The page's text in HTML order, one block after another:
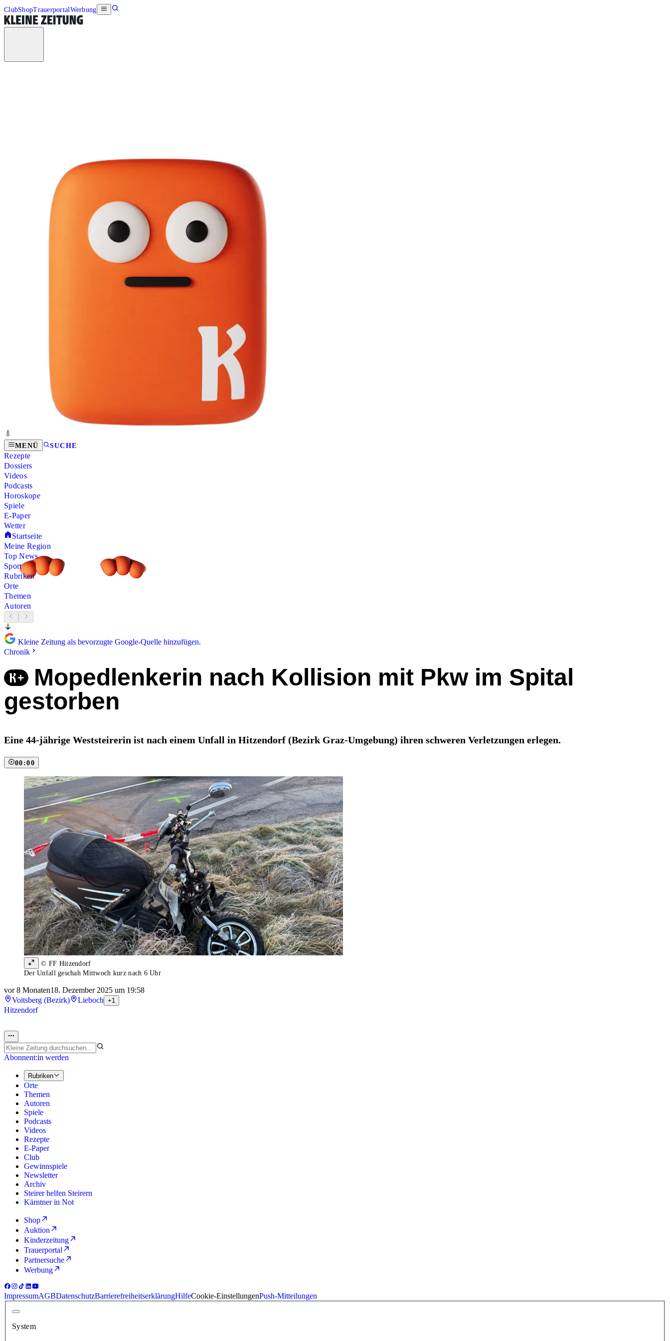
ClubShopTrauerportalWerbung
MENÜ SUCHE
Rezepte
Dossiers
Videos
Podcasts
Horoskope
Spiele
E-Paper
Wetter
Startseite
Meine Region
Top News
Sport
Rubriken
Orte
Themen
Autoren
Kleine Zeitung als bevorzugte Google-Quelle hinzufügen.
Chronik
Mopedlenkerin nach Kollision mit Pkw im Spital
gestorben
Eine 44-jährige Weststeirerin ist nach einem Unfall in Hitzendorf (Bezirk Graz-Umgebung) ihren schweren Verletzungen erlegen.
00:00
© FF Hitzendorf
Der Unfall geschah Mittwoch kurz nach 6 Uhr
vor 8 Monaten18. Dezember 2025 um 19:58
Voitsberg (Bezirk)
Lieboch +1
Hitzendorf
Abonnent:in werden
Rubriken
Orte
Themen
Autoren
Spiele
Podcasts
Videos
Rezepte
E-Paper
Club
Gewinnspiele
Newsletter
Archiv
Steirer helfen Steirern
Kärntner in Not
Shop
Auktion
Kinderzeitung
Trauerportal
Partnersuche
Werbung
ImpressumAGBDatenschutzBarrierefreiheitserklärungHilfeCookie-EinstellungenPush-Mitteilungen
System